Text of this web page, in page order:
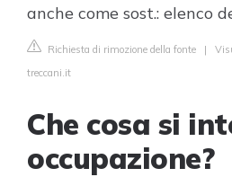
anche come sost.: elenco
Richiesta di rimozione della fonte |
treccani.it
Che cosa si
occupazione?